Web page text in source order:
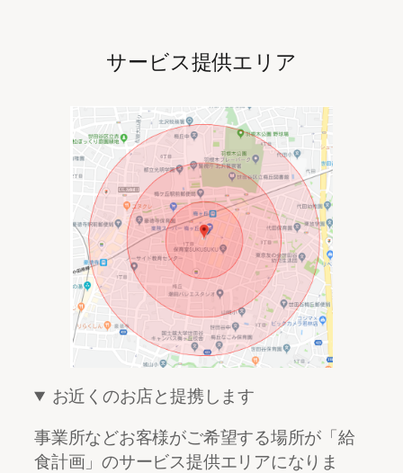
サービス提供エリア
お近くのお店と提携します
事業所などお客様がご希望する場所が「給
食計画」のサービス提供エリアになりま